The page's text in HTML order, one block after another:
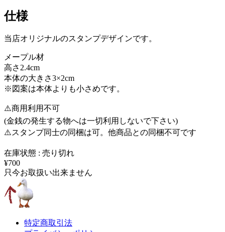
仕様
当店オリジナルのスタンプデザインです。
メープル材
高さ2.4cm
本体の大きさ3×2cm
※図案は本体よりも小さめです。
⚠️商用利用不可
(金銭の発生する物へは一切利用しないで下さい)
⚠️スタンプ同士の同梱は可。他商品との同梱不可です
在庫状態 : 売り切れ
¥700
只今お取扱い出来ません
特定商取引法